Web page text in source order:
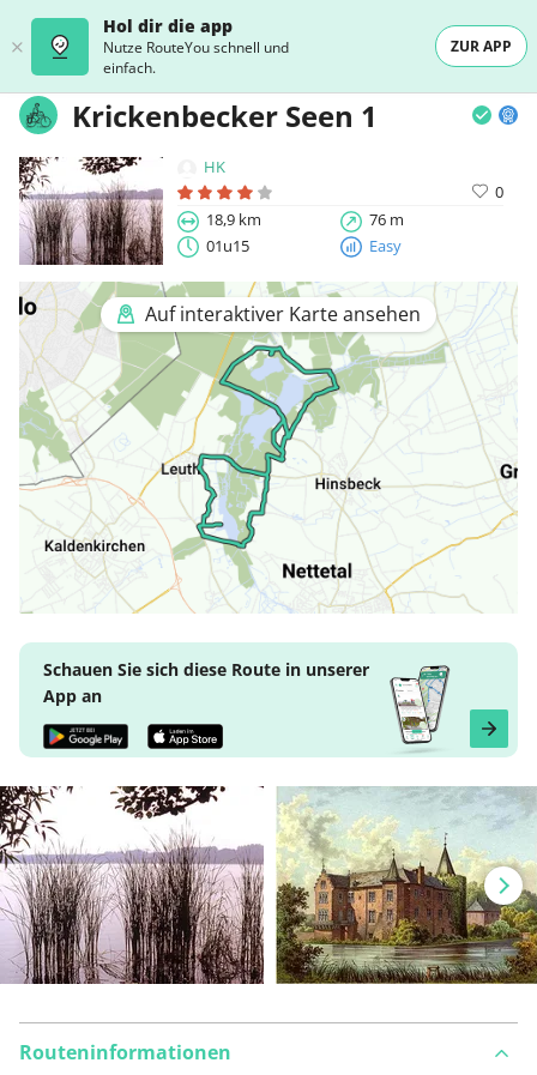
Hol dir die app
Nutze RouteYou schnell und
einfach.
ZUR APP
Krickenbecker Seen 1
HK
0
18,9 km
76 m
01u15
Easy
Auf interaktiver Karte ansehen
Schauen Sie sich diese Route in unserer
App an
Routeninformationen